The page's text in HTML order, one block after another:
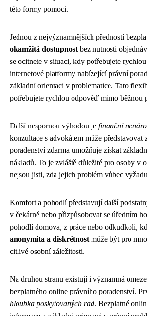
této formy pomoci.
Jednou z nejvýznamnějších předností
okamžitá dostupnost bez nutnosti
se ocitnete v situaci, kdy potřebujete
internetové platformy nabízející právní
základní orientaci v problematice. Tato
potřebujete rychlou odpověď mimo běžnou
Další nespornou výhodou je finanční
konzultace s advokátem může
poradenství zdarma umožňuje získat
nákladů. To je zvláště důležité pro osoby v
nejsou jisti, zda jejich problém vůbec
Komfort a pohodlí představují další
v čekárně nebo přizpůsobovat se úředním
pohodlí domova, z práce nebo odkudkoli,
anonymita a diskrétnost může být pro
citlivé osobní záležitosti.
Na druhou stranu existují i významná
bezplatného online právního poradenství.
hloubka poskytovaných rad. Bezplatné